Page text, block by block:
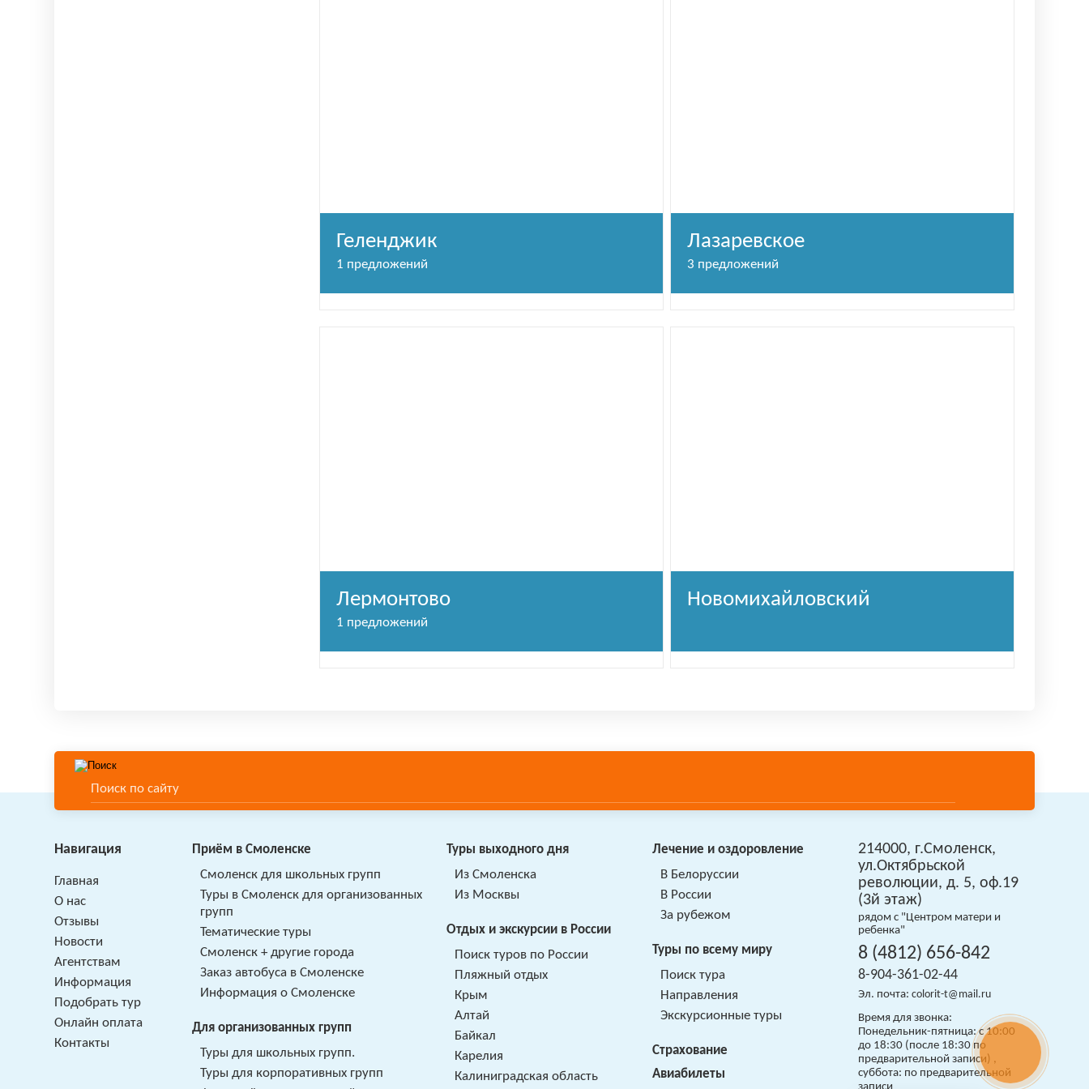
Геленджик
1 предложений
Лазаревское
3 предложений
Лермонтово
1 предложений
Новомихайловский
Навигация
Главная
О нас
Отзывы
Новости
Агентствам
Информация
Подобрать тур
Онлайн оплата
Контакты
Приём в Смоленске
Смоленск для школьных групп
Туры в Смоленск для организованных
групп
Тематические туры
Смоленск + другие города
Заказ автобуса в Смоленске
Информация о Смоленске
Для организованных групп
Туры для школьных групп.
Туры для корпоративных групп
Туры выходного дня
Из Смоленска
Из Москвы
Отдых и экскурсии в России
Поиск туров по России
Пляжный отдых
Крым
Алтай
Байкал
Карелия
Калиниградская область
Лечение и оздоровление
В Белоруссии
В России
За рубежом
Туры по всему миру
Поиск тура
Направления
Экскурсионные туры
Страхование
Авиабилеты
214000, г.Смоленск,
ул.Октябрьской
революции, д. 5, оф.19
(3й этаж)
рядом с "Центром матери и
ребенка"
8 (4812) 656-842
8-904-361-02-44
Эл. почта:colorit-t@mail.ru
Время для звонка:
Понедельник-пятница: с 10:00
до 18:30 (после 18:30 по
предварительной записи) ,
суббота: по предварительной